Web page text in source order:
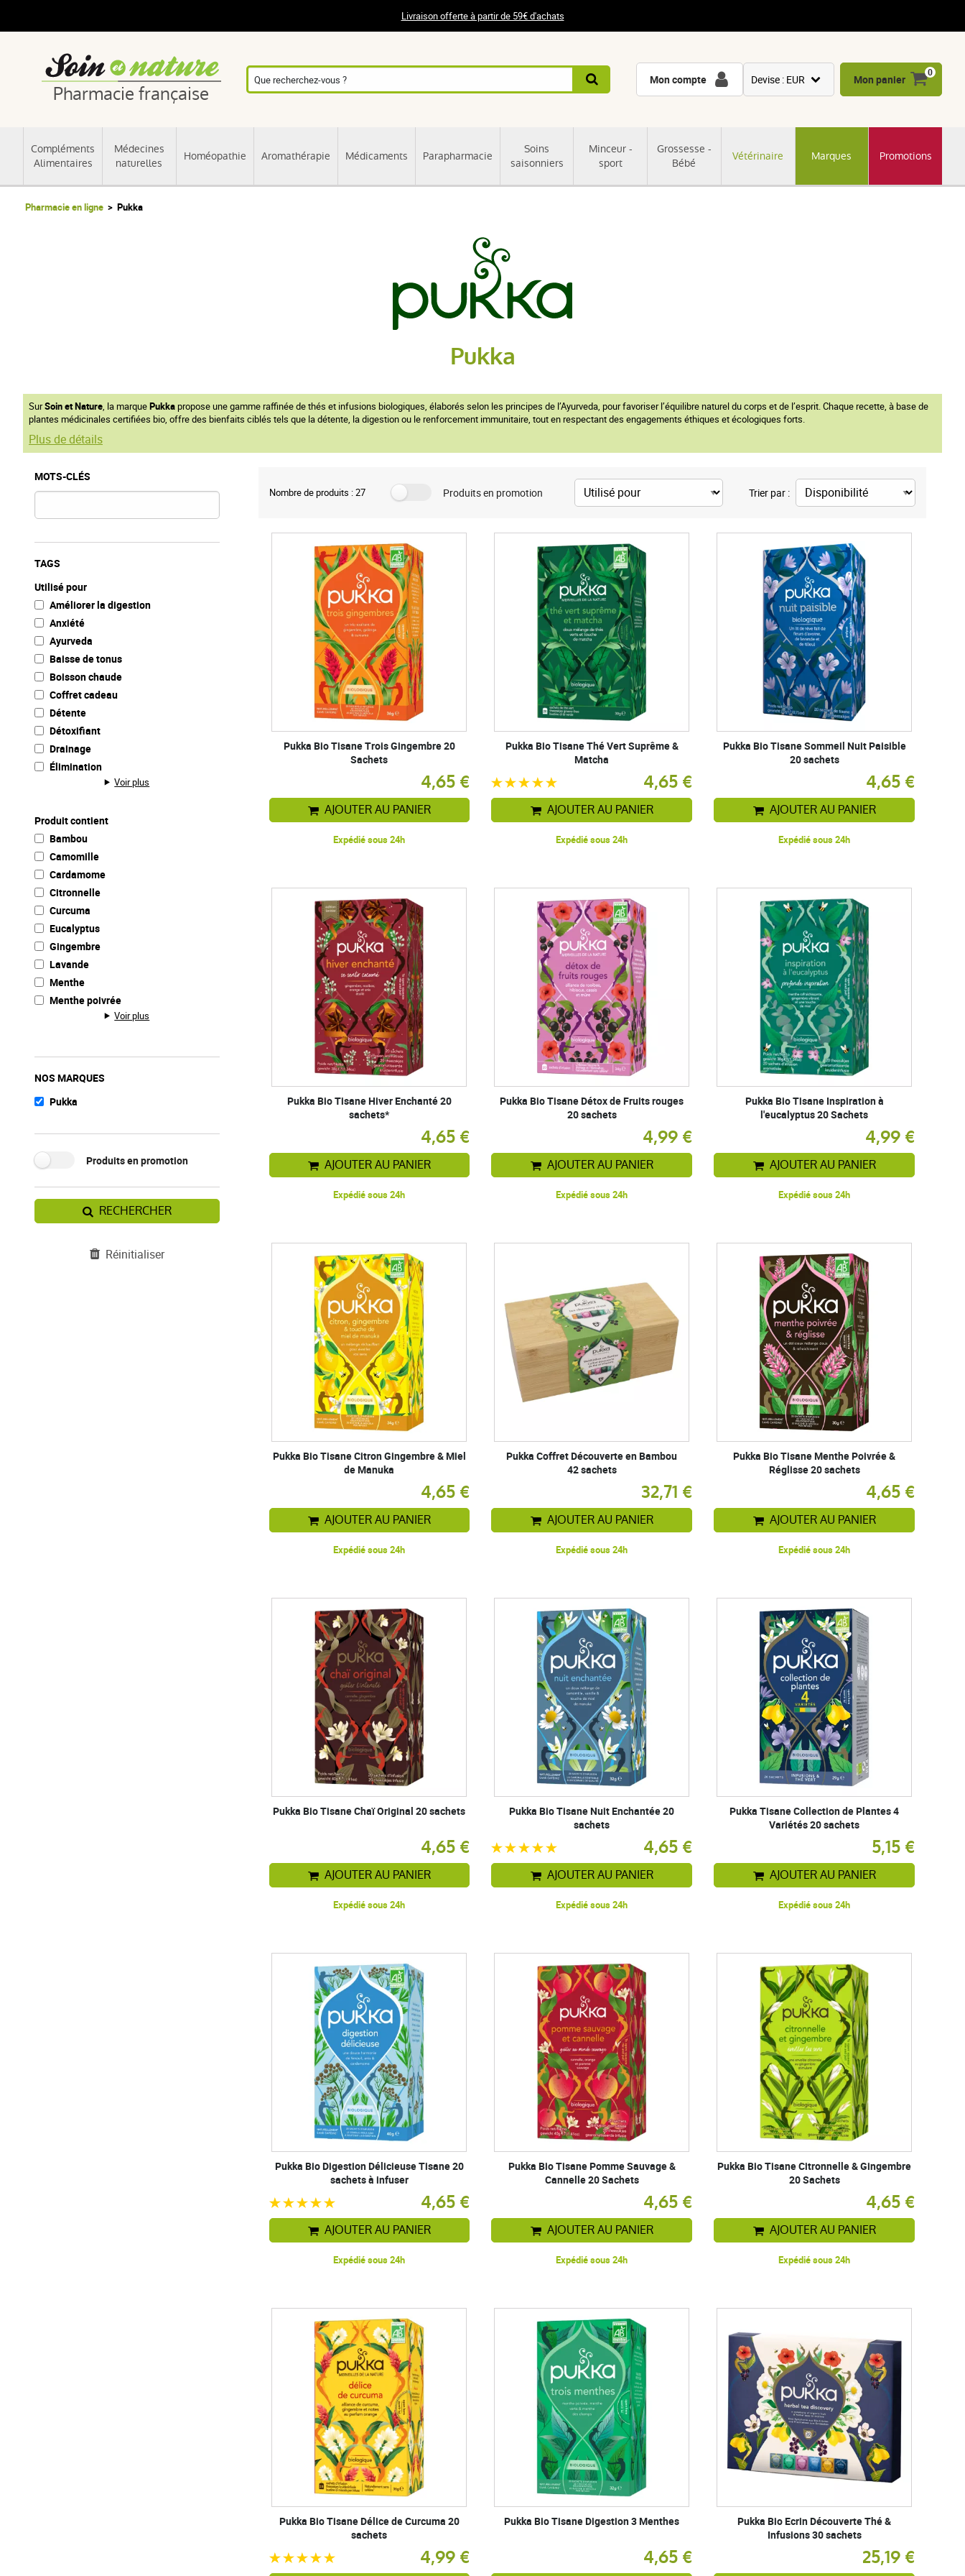
Livraison offerte à partir de 59€ d'achats
Pharmacie française
Compléments
Alimentaires
Médecines
naturelles
Homéopathie Aromathérapie Médicaments Parapharmacie
Soins
saisonniers
Minceur -
sport
Grossesse -
Bébé
Vétérinaire Marques Promotions
Mon compte Devise : EUR
CNY
Mon panier
0
Pharmacie en ligne Pukka
Pukka
SurSoin et Nature , la marquePukkapropose une gamme raffinée de thés et infusions biologiques, élaborés selon les principes de l’Ayurveda, pour favoriser l’équilibre naturel du corps et de l’esprit. Chaque recette, à base de
plantes médicinales certifiées bio, offre des bienfaits ciblés tels que la détente, la digestion ou le renforcement immunitaire, tout en respectant des engagements éthiques et écologiques forts.
Plus de détails
MOTS-CLÉS
TAGS
Utilisé pour
Améliorer la digestion
Anxiété
Ayurveda
Baisse de tonus
Boisson chaude
Coffret cadeau
Détente
Détoxifiant
Drainage
Élimination
Voir plus
Produit contient
Bambou
Camomille
Cardamome
Citronnelle
Curcuma
Eucalyptus
Gingembre
Lavande
Menthe
Menthe poivrée
Voir plus
NOS MARQUES
Pukka
Produits en promotion
RECHERCHER
Réinitialiser
Nombre de produits : 27 Produits en promotion Trier par :
Pukka Bio Tisane Trois Gingembre 20
Sachets
4,65 €
AJOUTER AU PANIER
Expédié sous 24h
Pukka Bio Tisane Thé Vert Suprême &
Matcha
4,65 €
AJOUTER AU PANIER
Expédié sous 24h
Pukka Bio Tisane Sommeil Nuit Paisible
20 sachets
4,65 €
AJOUTER AU PANIER
Expédié sous 24h
Pukka Bio Tisane Hiver Enchanté 20
sachets*
4,65 €
AJOUTER AU PANIER
Expédié sous 24h
Pukka Bio Tisane Détox de Fruits rouges
20 sachets
4,99 €
AJOUTER AU PANIER
Expédié sous 24h
Pukka Bio Tisane Inspiration à
l'eucalyptus 20 Sachets
4,99 €
AJOUTER AU PANIER
Expédié sous 24h
Pukka Bio Tisane Citron Gingembre & Miel
de Manuka
4,65 €
AJOUTER AU PANIER
Expédié sous 24h
Pukka Coffret Découverte en Bambou
42 sachets
32,71 €
AJOUTER AU PANIER
Expédié sous 24h
Pukka Bio Tisane Menthe Poivrée &
Réglisse 20 sachets
4,65 €
AJOUTER AU PANIER
Expédié sous 24h
Pukka Bio Tisane Chaï Original 20 sachets
4,65 €
AJOUTER AU PANIER
Expédié sous 24h
Pukka Bio Tisane Nuit Enchantée 20
sachets
4,65 €
AJOUTER AU PANIER
Expédié sous 24h
Pukka Tisane Collection de Plantes 4
Variétés 20 sachets
5,15 €
AJOUTER AU PANIER
Expédié sous 24h
Pukka Bio Digestion Délicieuse Tisane 20
sachets à infuser
4,65 €
AJOUTER AU PANIER
Expédié sous 24h
Pukka Bio Tisane Pomme Sauvage &
Cannelle 20 Sachets
4,65 €
AJOUTER AU PANIER
Expédié sous 24h
Pukka Bio Tisane Citronnelle & Gingembre
20 Sachets
4,65 €
AJOUTER AU PANIER
Expédié sous 24h
Pukka Bio Tisane Délice de Curcuma 20
sachets
4,99 €
Pukka Bio Tisane Digestion 3 Menthes
4,65 €
Pukka Bio Ecrin Découverte Thé &
Infusions 30 sachets
25,19 €